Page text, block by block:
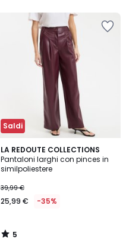
Saldi
LA REDOUTE COLLECTIONS
Pantaloni larghi con pinces in
similpoliestere
39,99 €
25,99 € -35%
5
/
5
5